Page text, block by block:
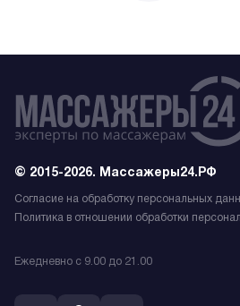
© 2015-2026. Массажеры24.РФ
Согласие на обработку персональных
Политика в отношении обработки
Ежедневно с 9.00 до 21.00